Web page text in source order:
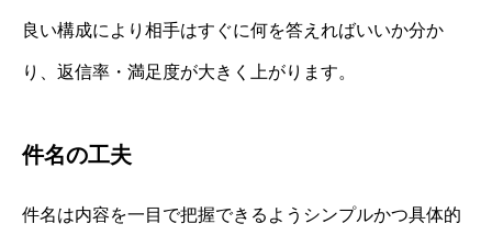
良い構成により相手はすぐに何を答えればいいか分か
り、返信率・満足度が大きく上がります。
件名の工夫
件名は内容を一目で把握できるようシンプルかつ具体的